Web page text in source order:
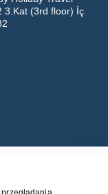
3.Kat (3rd floor) İç